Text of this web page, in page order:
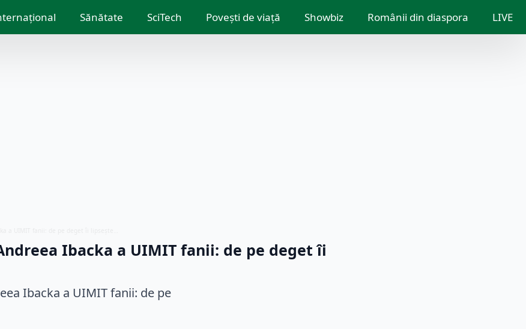
Sănătate SciTech Povești de viață Showbiz Românii din diaspora LIVE
Ibacka a UIMIT fanii: de pe deget îi